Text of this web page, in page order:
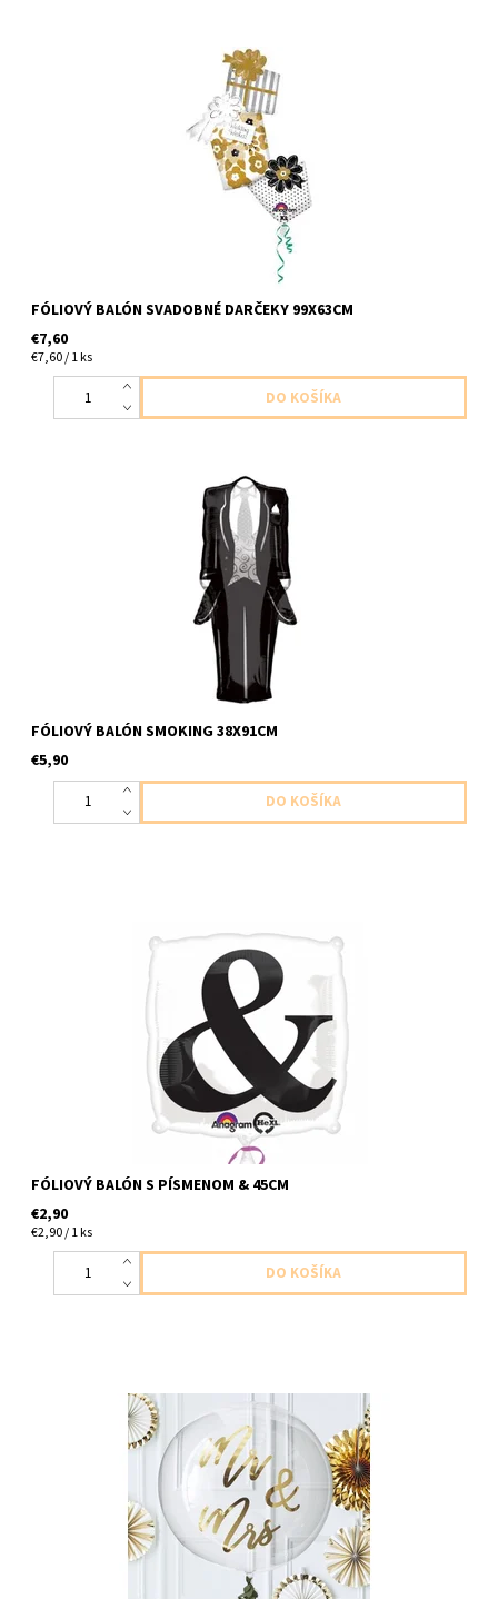
foliovy balon v tvare darcekov 1ks v baleni velkost 99x63cm
FÓLIOVÝ BALÓN SVADOBNÉ DARČEKY 99X63CM
€7,60
€7,60 / 1 ks
foliovy balon v tvare panskeho obleku 1ks v baleni velkost
38x91cm dodavame nenafukany
FÓLIOVÝ BALÓN SMOKING 38X91CM
€5,90
foliovy balon v tvare stvorca biely s ciernym & 1ks baleni velkost
45cm dodavame nenafukany
FÓLIOVÝ BALÓN S PÍSMENOM & 45CM
€2,90
€2,90 / 1 ks
balón priesvitný zo zlatymi nalepkami pan a pani 1ks v baleni
velkost 90cm dodavame nenafukany